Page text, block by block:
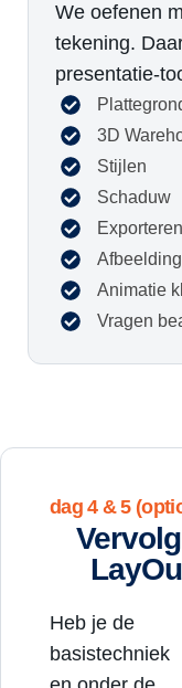
We oefenen
tekening.
presentatie-
3D
Stijlen
Schaduw
Exporteren
Animatie
Vragen
dag 4 & 5
Heb je de
basistechniek